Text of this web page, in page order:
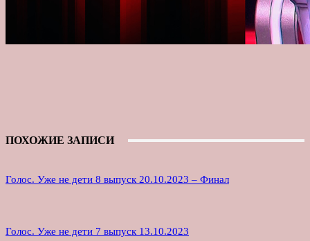
ПОХОЖИЕ ЗАПИСИ
Голос. Уже не дети 8 выпуск 20.10.2023 – Финал
Голос. Уже не дети 7 выпуск 13.10.2023